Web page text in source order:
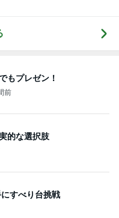
もプレゼン！
前
的な選択肢
すべり台挑戦